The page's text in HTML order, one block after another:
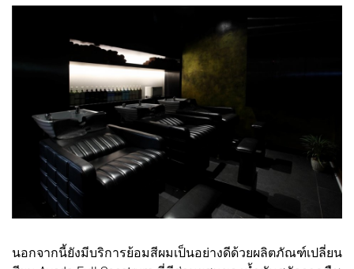
นอกจากนี้ยังมีบริการย้อมสีผมเป็นอย่างดีด้วยผลิตภัณฑ์เปลี่ยน